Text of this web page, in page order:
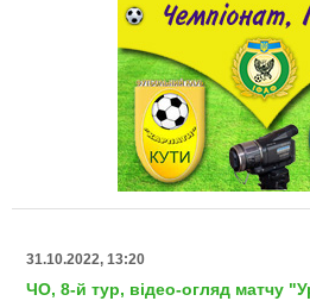
31.10.2022, 13:20
ЧО, 8-й тур, відео-огляд матчу